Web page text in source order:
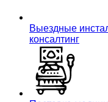
Выездные
консалтинг